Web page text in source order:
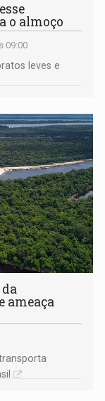
o almoço
09:00
leves e
ameaça